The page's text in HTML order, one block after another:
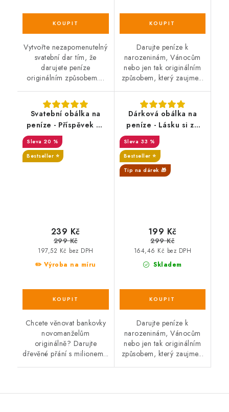
Vytvořte nezapomenutelný
svatební dar tím, že
darujete peníze
originálním způsobem....
Darujte peníze k
narozeninám, Vánocům
nebo jen tak originálním
způsobem, který zaujme...
Svatební obálka na
peníze - Příspěvek na
jízdu životem, s
věnováním
20 %
Bestseller ⭐️
✏️ Výroba na míru
197,52 Kč bez DPH
239 Kč
299 Kč
Chcete věnovat bankovky
novomanželům
originálně? Darujte
dřevěné přání s milionem...
Dárková obálka na
peníze - Lásku si za
peníze nekoupíš -
MOTORKU SNŮ ANO
33 %
Bestseller ⭐️
Tip na dárek 🎁
Skladem
164,46 Kč bez DPH
199 Kč
299 Kč
Darujte peníze k
narozeninám, Vánocům
nebo jen tak originálním
způsobem, který zaujme...